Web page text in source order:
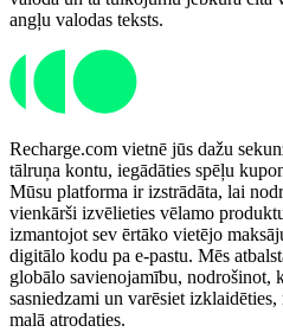
angļu valodas teksts.
Recharge.com vietnē jūs dažu
tālruņa kontu, iegādāties spēļu
Mūsu platforma ir izstrādāta, lai
vienkārši izvēlieties vēlamo
izmantojot sev ērtāko vietējo
digitālo kodu pa e-pastu. Mēs
globālo savienojamību, nodrošinot,
sasniedzami un varēsiet
malā atrodaties.